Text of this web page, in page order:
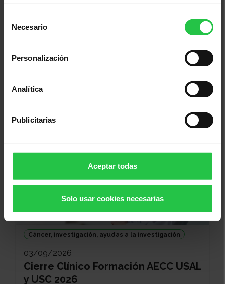
Necesario
Personalización
Analítica
Publicitarias
Aceptar todas
Solo usar cookies necesarias
Ses Salines
Cáncer, investigación, ayudas a la investigación
03/09/2026
Cierre Clínico Formación AECC USAL
y USC 2026